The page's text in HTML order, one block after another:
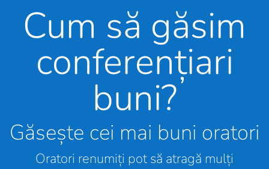
Cum să găsim
conferențiari
buni?
Găsește cei mai buni oratori
Oratori renumiți pot să atragă mulți